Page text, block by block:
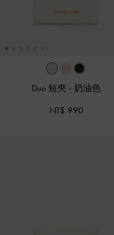
Duo 短夾 - 奶油色
NT$ 990